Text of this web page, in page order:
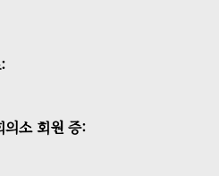
의소 회원 증: